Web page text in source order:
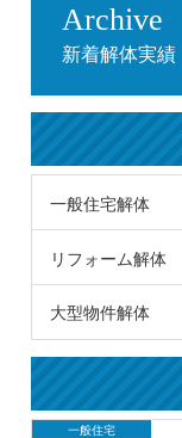
Archive
新着解体実績
一般住宅解体
リフォーム解体
大型物件解体
一般住宅